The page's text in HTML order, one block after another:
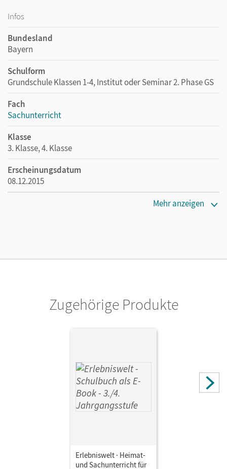
Infos
Bundesland
Bayern
Schulform
Grundschule Klassen 1-4, Institut oder Seminar 2. Phase GS
Fach
Sachunterricht
Klasse
3. Klasse, 4. Klasse
Erscheinungsdatum
08.12.2015
Mehr anzeigen
Zugehörige Produkte
Erlebniswelt · Heimat-
und Sachunterricht für